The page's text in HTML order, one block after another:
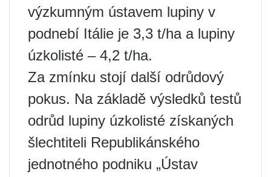
výzkumným ústavem lupiny v
podnebí Itálie je 3,3 t/ha a lupiny
úzkolisté – 4,2 t/ha.
Za zmínku stojí další odrůdový
pokus. Na základě výsledků testů
odrůd lupiny úzkolisté získaných
šlechtiteli Republikánského
jednotného podniku „Ústav